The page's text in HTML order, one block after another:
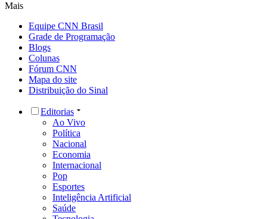
Mais
Equipe CNN Brasil
Grade de Programação
Blogs
Colunas
Fórum CNN
Mapa do site
Distribuição do Sinal
Editorias
Ao Vivo
Política
Nacional
Economia
Internacional
Pop
Esportes
Inteligência Artificial
Saúde